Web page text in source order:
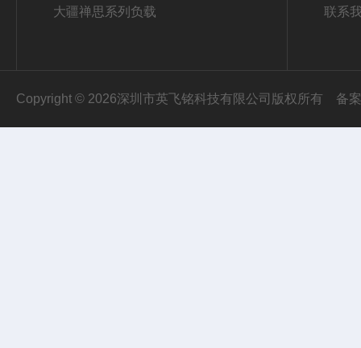
大疆禅思系列负载 联系
Copyright © 2026深圳市英飞铭科技有限公司版权所有 备